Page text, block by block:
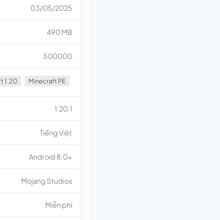
03/05/2025
490 MB
500000
1.20 Minecraft PE
1.20.1
Tiếng Việt
Android 8.0+
Mojang Studios
Miễn phí